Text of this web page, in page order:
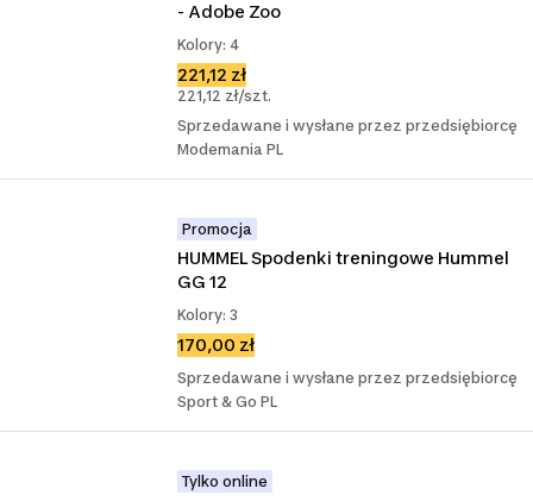
- Adobe Zoo
Kolory: 4
221,12 zł
221,12 zł/szt.
Sprzedawane i wysłane przez przedsiębiorcę
Modemania PL
Promocja
HUMMEL Spodenki treningowe Hummel
GG 12
Kolory: 3
170,00 zł
Sprzedawane i wysłane przez przedsiębiorcę
Sport & Go PL
Tylko online